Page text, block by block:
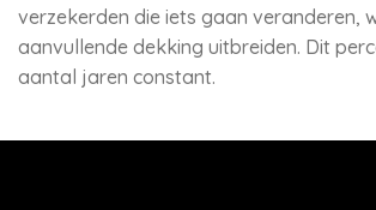
verzekerden die iets gaan veranderen,
aanvullende dekking uitbreiden. Dit
aantal jaren constant.